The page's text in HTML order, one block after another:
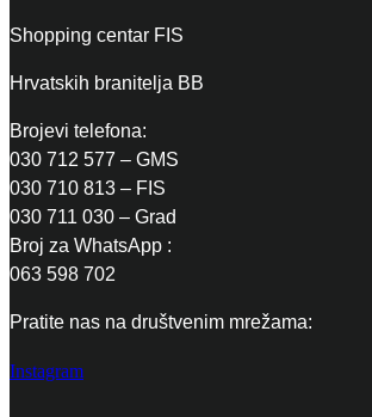
Shopping centar FIS
Hrvatskih branitelja BB
Brojevi telefona:
030 712 577 – GMS
030 710 813 – FIS
030 711 030 – Grad
Broj za WhatsApp :
063 598 702
Pratite nas na društvenim mrežama:
Instagram